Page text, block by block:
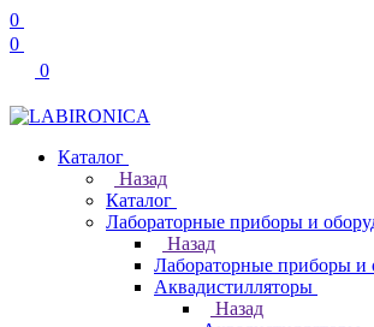
0
0
0
Каталог
Назад
Каталог
Лабораторные приборы и
Назад
Лабораторные приборы и
Аквадистилляторы
Назад